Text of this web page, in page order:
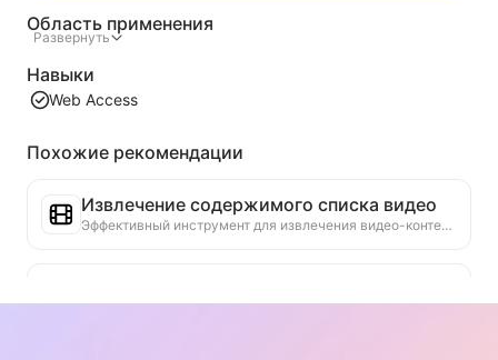
Область применения
Развернуть
Навыки
Web Access
Похожие рекомендации
Извлечение содержимого списка видео
Эффективный инструмент для извлечения видео-контента с веб-страниц, который может быстро сканировать страницы и организовывать информацию о видео в структурированную таблицу Markdown.